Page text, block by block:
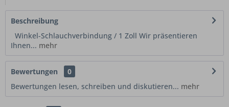
Beschreibung
Winkel-Schlauchverbindung / 1 Zoll Wir präsentieren
Ihnen... mehr
Bewertungen
0
Bewertungen lesen, schreiben und diskutieren... mehr